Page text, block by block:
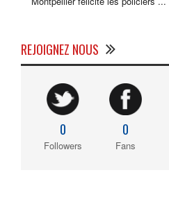
REJOIGNEZ NOUS
0
Followers
0
Fans